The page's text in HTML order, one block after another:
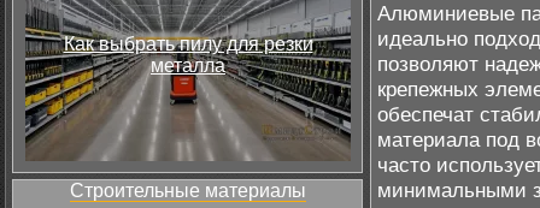
Как выбрать пилу для резки
металла
Строительные материалы
Алюминиевые
идеально
позволяют
крепежных
обеспечат
материала под
часто
минимальными